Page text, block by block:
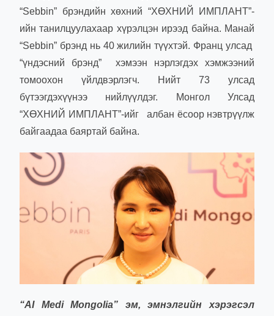
“Sebbin” брэндийн хөхний “ХӨХНИЙ ИМПЛАНТ”-
ийн танилцуулахаар хүрэлцэн ирээд байна. Манай
“Sebbin” брэнд нь 40 жилийн түүхтэй. Франц улсад
“үндэсний брэнд” хэмээн нэрлэгдэх хэмжээний
томоохон үйлдвэрлэгч. Нийт 73 улсад
бүтээгдэхүүнээ нийлүүлдэг. Монгол Улсад
“ХӨХНИЙ ИМПЛАНТ”-ийг албан ёсоор нэвтрүүлж
байгаадаа баяртай байна.
“AI Medi Mongolia” эм, эмнэлгийн хэрэгсэл